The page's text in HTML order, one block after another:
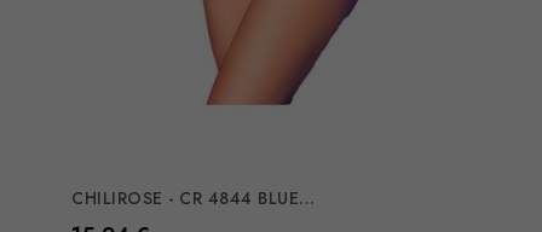
CHILIROSE - CR 4844 BLUE...